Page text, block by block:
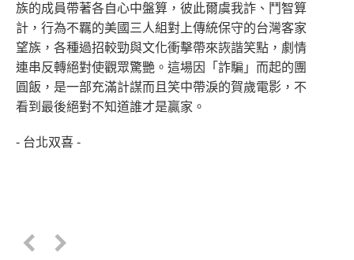
族的成員帶著各自心中盤算，彼此爾虞我詐、鬥智算
計，行為不羈的美國三人組對上傳統保守的台灣客家
望族，各種過招較勁與文化衝擊帶來詼諧笑點，劇情
連串反轉絕對使觀眾驚艷。這場因「詐騙」而起的團
圓飯，是一部充滿計謀而且笑中帶淚的賀歲電影，不
看到最後絕對不知道誰才是贏家。
- 台北双喜 -